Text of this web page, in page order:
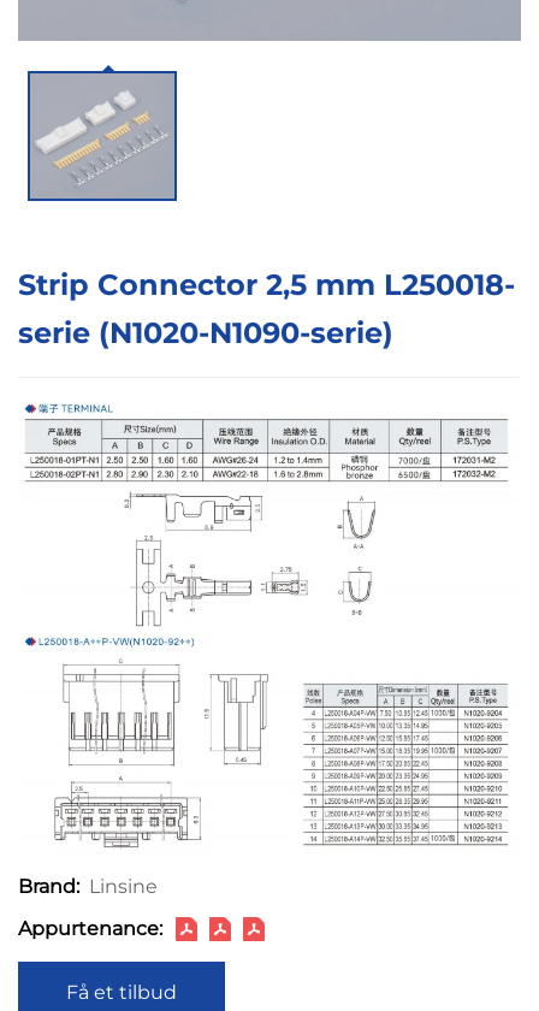
Strip Connector 2,5 mm L250018-
serie (N1020-N1090-serie)
Brand: Linsine
Appurtenance:
Få et tilbud